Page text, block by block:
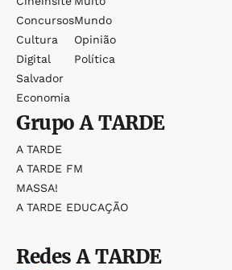
Concursos
Cultura
Digital
Salvador
Economia
Mundo
Opinião
Política
GrupoA TARDE
A TARDE
A TARDE FM
MASSA!
A TARDE EDUCAÇÃO
RedesA TARDE